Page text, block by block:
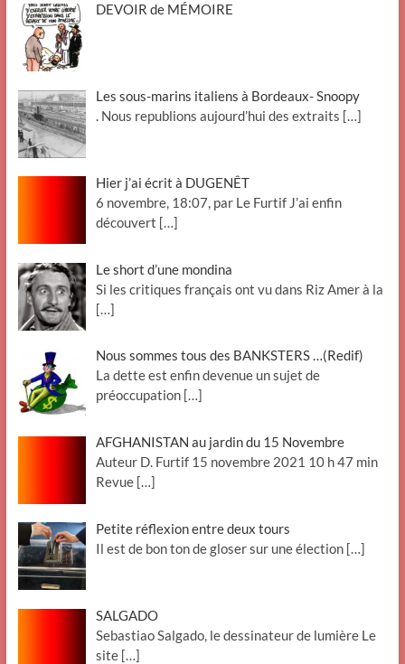
DEVOIR de MÉMOIRE
Les sous-marins italiens à Bordeaux- Snoopy
. Nous republions aujourd’hui des extraits […]
Hier j’ai écrit à DUGENÊT
6 novembre, 18:07, par Le Furtif J’ai enfin
découvert […]
Le short d’une mondina
Si les critiques français ont vu dans Riz Amer à la
[…]
Nous sommes tous des BANKSTERS …(Redif)
La dette est enfin devenue un sujet de
préoccupation […]
AFGHANISTAN au jardin du 15 Novembre
Auteur D. Furtif 15 novembre 2021 10 h 47 min
Revue […]
Petite réflexion entre deux tours
Il est de bon ton de gloser sur une élection […]
SALGADO
Sebastiao Salgado, le dessinateur de lumière Le
site […]